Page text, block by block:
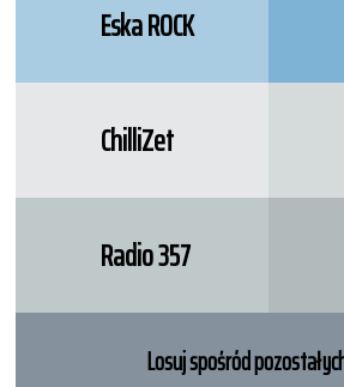
Eska ROCK
ChilliZet
Radio 357
Losuj spośród